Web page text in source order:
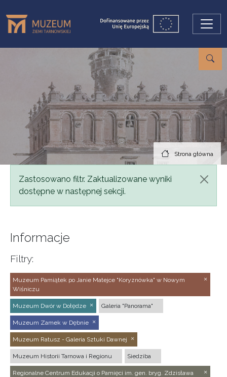
Strona główna
Komunikat
Zastosowano filtr. Zaktualizowane wyniki
dostępne w następnej sekcji.
Informacje
Filtry:
Muzeum Pamiątek po Janie Matejce "Koryznówka" w Nowym
Wiśniczu
Muzeum Dwór w Dołędze Galeria "Panorama"
Muzeum Zamek w Dębnie
Muzeum Ratusz - Galeria Sztuki Dawnej
Muzeum Historii Tarnowa i Regionu Siedziba
Regionalne Centrum Edukacji o Pamięci im. gen. bryg. Zdzisława